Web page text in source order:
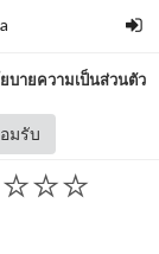
บายความเป็นส่วนตัว
มรับ
-